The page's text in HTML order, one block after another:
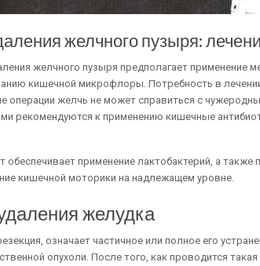
желчного пузыря:
желчного пузыря предполагает применение
кишечной микрофлоры. Потребность в
операции желчь не может справиться с
рекомендуются к применению кишечные
применение лактобактерий, а также
кишечной моторики на надлежащем уровне.
желудка
означает частичное или полное его
опухоли. После того, как проводится